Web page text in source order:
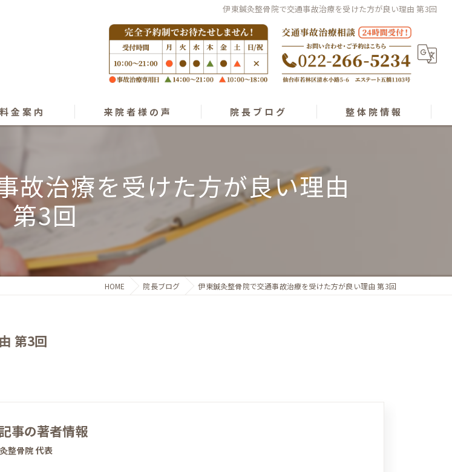
伊東鍼灸整骨院で交通事故治療を受けた方が良い理由 第3回
料金案内 来院者様の声 院長ブログ 整体院情報
故治療を受けた方が良い理由
第3回
HOME 院長ブログ 伊東鍼灸整骨院で交通事故治療を受けた方が良い理由 第3回
第3回
事の著者情報
整骨院 代表